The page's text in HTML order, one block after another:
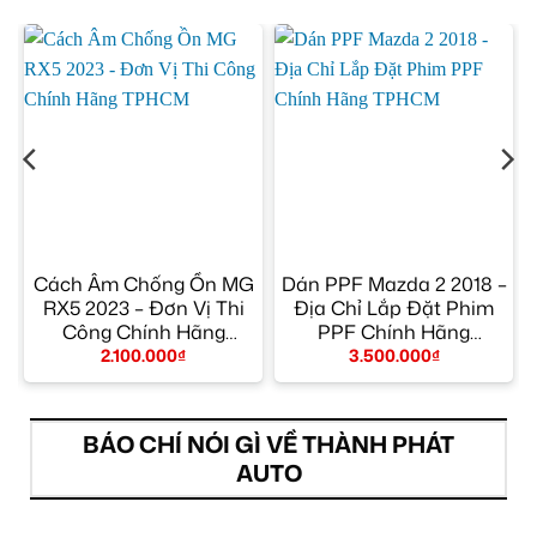
Cách Âm Chống Ồn MG
RX5 2023 – Đơn Vị Thi
Công Chính Hãng
TPHCM
2.100.000₫
Dán PPF Mazda 2 2018 –
Địa Chỉ Lắp Đặt Phim
PPF Chính Hãng
TPHCM
3.500.000₫
BÁO CHÍ NÓI GÌ VỀ THÀNH PHÁT
AUTO